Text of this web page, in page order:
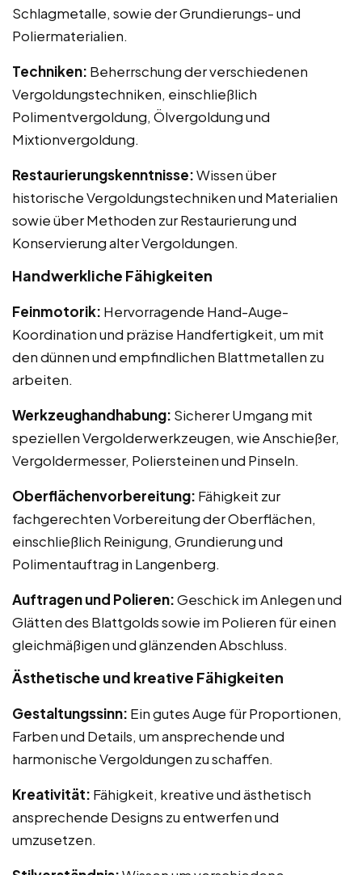
Schlagmetalle, sowie der Grundierungs- und
Poliermaterialien.
Techniken: Beherrschung der verschiedenen
Vergoldungstechniken, einschließlich
Polimentvergoldung, Ölvergoldung und
Mixtionvergoldung.
Restaurierungskenntnisse:Wissen über
historische Vergoldungstechniken und Materialien
sowie über Methoden zur Restaurierung und
Konservierung alter Vergoldungen.
Handwerkliche Fähigkeiten
Feinmotorik: Hervorragende Hand-Auge-
Koordination und präzise Handfertigkeit, um mit
den dünnen und empfindlichen Blattmetallen zu
arbeiten.
Werkzeughandhabung: Sicherer Umgang mit
speziellen Vergolderwerkzeugen, wie Anschießer,
Vergoldermesser, Poliersteinen und Pinseln.
Oberflächenvorbereitung: Fähigkeit zur
fachgerechten Vorbereitung der Oberflächen,
einschließlich Reinigung, Grundierung und
Polimentauftrag in Langenberg.
Auftragen und Polieren:Geschick im Anlegen und
Glätten des Blattgolds sowie im Polieren für einen
gleichmäßigen und glänzenden Abschluss.
Ästhetische und kreative Fähigkeiten
Gestaltungssinn: Ein gutes Auge für Proportionen,
Farben und Details, um ansprechende und
harmonische Vergoldungen zu schaffen.
Kreativität: Fähigkeit, kreative und ästhetisch
ansprechende Designs zu entwerfen und
umzusetzen.